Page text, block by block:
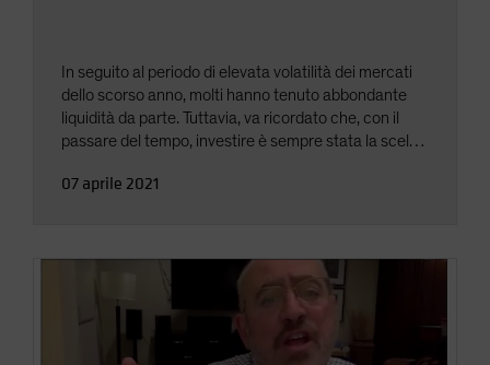
In seguito al periodo di elevata volatilità dei mercati
dello scorso anno, molti hanno tenuto abbondante
liquidità da parte. Tuttavia, va ricordato che, con il
passare del tempo, investire è sempre stata la scelta
07 aprile 2021